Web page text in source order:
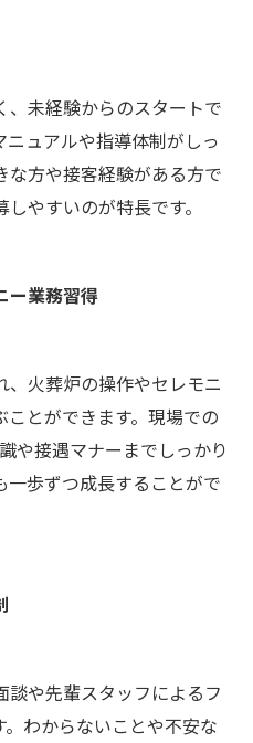
未経験からのスタートで
ュアルや指導体制がしっ
な方や接客経験がある方で
やすいのが特長です。
ー業務習得
、火葬炉の操作やセレモニ
とができます。現場での
や接遇マナーまでしっかり
一歩ずつ成長することがで
や先輩スタッフによるフ
わからないことや不安な